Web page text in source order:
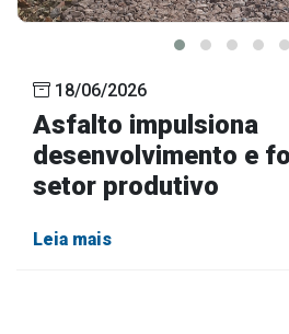
18/06/2026
Asfalto impulsiona
desenvolvimento e
setor produtivo
Leia mais